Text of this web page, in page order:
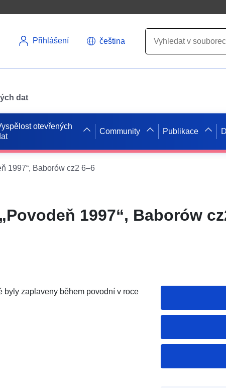
Přihlášení čeština
dat
otevřených
Community Publikace
1997“, Baborów cz2 6–6
1997“, Baborów
byly zaplaveny během povodní v roce